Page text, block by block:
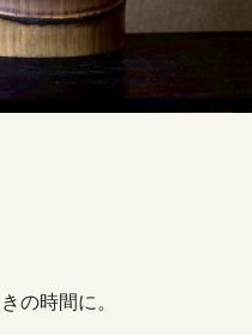
の時間に。